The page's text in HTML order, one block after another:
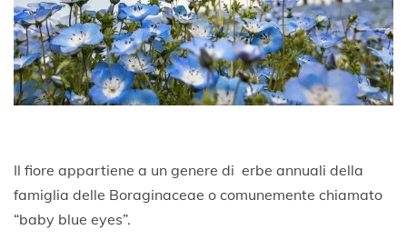
Il fiore appartiene a un genere di erbe annuali della
famiglia delle Boraginaceae o comunemente chiamato
“baby blue eyes”.